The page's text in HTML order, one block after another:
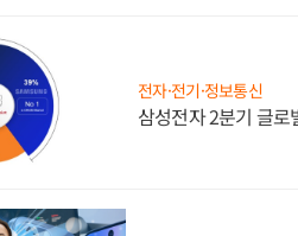
전자·전기·정보통신
삼성전자 2분기 글